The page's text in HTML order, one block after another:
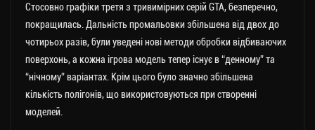
Стосовно графіки третя з тривимірних серій GTA, безперечно,
покращилась. Дальність промальовки збільшена від двох до
чотирьох разів, були уведені нові методи обробки відбиваючих
поверхонь, а кожна ігрова модель тепер існує в “денному” та
“нічному” варіантах. Крім цього було значно збільшена
кількість полігонів, що використовуються при створенні
моделей.